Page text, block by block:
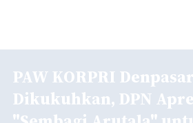
PAW KORPRI Denpasar
Dikukuhkan, DPN